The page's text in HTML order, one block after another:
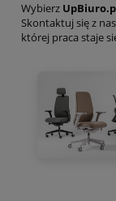
Wybierz
Skontaktuj się z
której praca staje